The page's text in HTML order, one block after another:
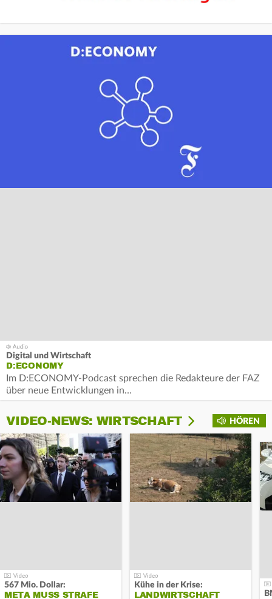
Digital und Wirtschaft
D:ECONOMY
Im D:ECONOMY-Podcast sprechen die Redakteure der FAZ
über neue Entwicklungen in…
HÖREN
VIDEO-NEWS: WIRTSCHAFT
567 Mio. Dollar:
META MUSS STRAFE
Kühe in der Krise:
LANDWIRTSCHAFT